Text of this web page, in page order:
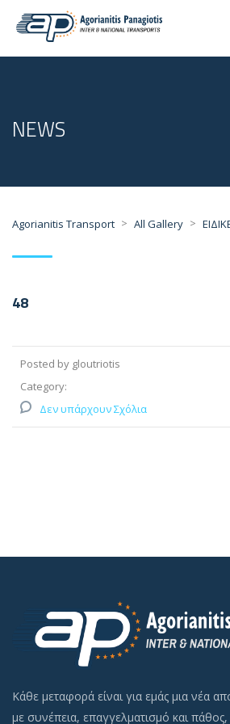
NEWS
Agorianitis Transport > All Gallery >
48
Posted by gloutriotis
Category:
Δεν υπάρχουν Σχόλια
Κάθε μεταφορά είναι για εμάς μια νέα
με συνέπεια, επαγγελματισμό και